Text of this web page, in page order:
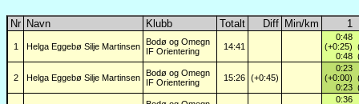
Nr Navn Klubb Totalt Diff Min/km 1
1 Helga Eggebø Silje Martinsen
Bodø og Omegn
IF Orientering
14:41
0:48
(+0:25)
0:48
2 Helga Eggebø Silje Martinsen
Bodø og Omegn
IF Orientering
15:26 (+0:45)
0:23
(+0:00)
0:23
0:36